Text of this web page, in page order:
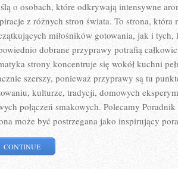
o osobach, które odkrywają intensywne
z różnych stron świata. To strona, która
miłośników gotowania, jak i
dobrane przyprawy potrafią
strony koncentruje się wokół kuchni
szerszy, ponieważ przyprawy są tu
kulturze, tradycji, domowych
połączeń smakowych. Polecamy
może być postrzegana jako inspirujący
CONTINUE